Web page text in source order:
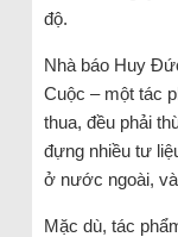
độ.
Nhà báo Huy
Cuộc – một tác
thua, đều phải
đựng nhiều tư
ở nước ngoài,
Mặc dù, tác